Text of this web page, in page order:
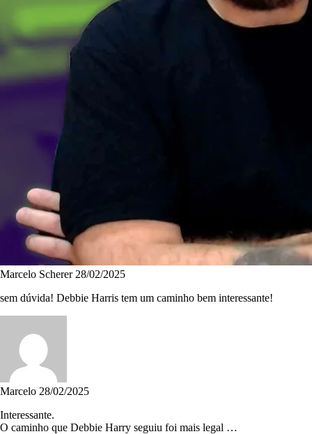
Marcelo Scherer 28/02/2025
sem dúvida! Debbie Harris tem um caminho bem interessante!
Marcelo 28/02/2025
Interessante.
O caminho que Debbie Harry seguiu foi mais legal …